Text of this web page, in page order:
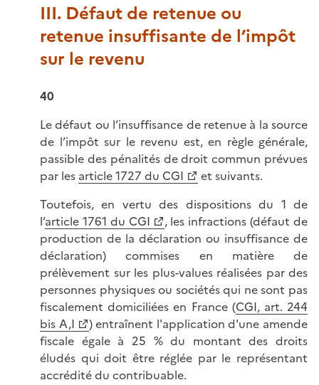
III. Défaut de retenue ou
retenue insuffisante de l’impôt
sur le revenu
40
Le défaut ou l’insuffisance de retenue à la source
de l’impôt sur le revenu est, en règle générale,
passible des pénalités de droit commun prévues
par les article 1727 du CGI
et suivants.
Toutefois, en vertu des dispositions du 1 de
l’article 1761 du CGI
, les infractions (défaut de
production de la déclaration ou insuffisance de
déclaration) commises en matière de
prélèvement sur les plus-values réalisées par des
personnes physiques ou sociétés qui ne sont pas
fiscalement domiciliées en France (CGI, art. 244
bis A,I
) entraînent l'application d'une amende
fiscale égale à 25 % du montant des droits
éludés qui doit être réglée par le représentant
accrédité du contribuable.